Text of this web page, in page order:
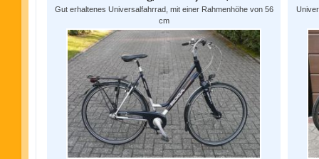
Gut erhaltenes Universalfahrrad, mit einer Rahmenhöhe von 56
cm